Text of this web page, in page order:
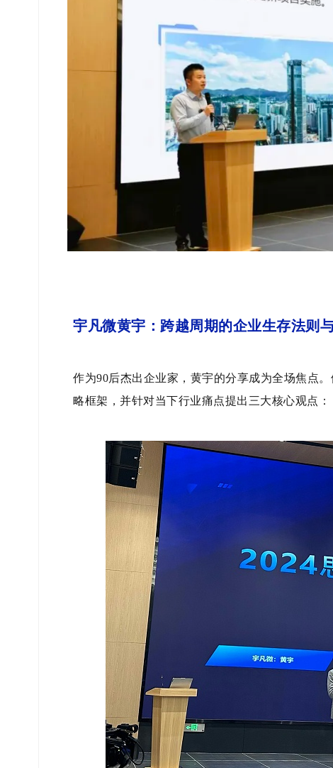
宇凡微黄宇：跨越周期的企业生存法则
作为90后杰出企业家，黄宇的分享成为全场焦点
略框架，并针对当下行业痛点提出三大核心观点：